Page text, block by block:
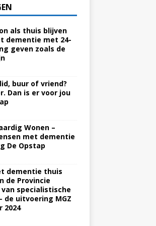
als thuis blijven
dementie met 24-
geven zoals de
buur of vriend?
Dan is er voor jou
Wonen –
met dementie
De Opstap
dementie thuis
de Provincie
specialistische
de uitvoering MGZ
2024